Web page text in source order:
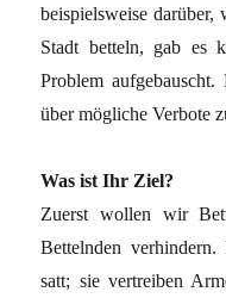
beispielsweise
Stadt betteln, gab es
Problem
über mögliche Verbote
Was ist Ihr Ziel?
Zuerst wollen wir
Bettelnden
satt; sie vertreiben